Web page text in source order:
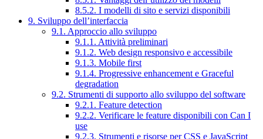
8.5.2. I modelli di sito e servizi disponibili
9. Sviluppo dell’interfaccia
9.1. Approccio allo sviluppo
9.1.1. Attività preliminari
9.1.2. Web design responsivo e accessibile
9.1.3. Mobile first
9.1.4. Progressive enhancement e Graceful
degradation
9.2. Strumenti di supporto allo sviluppo del software
9.2.1. Feature detection
9.2.2. Verificare le feature disponibili con Can I
use
9.2.3. Strumenti e risorse per CSS e JavaScript